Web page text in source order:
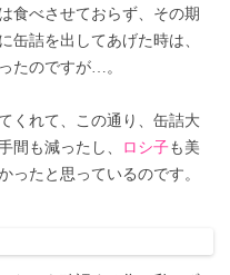
食べさせておらず、その期
缶詰を出してあげた時は、
たのですが…。
くれて、この通り、缶詰大
間も減ったし、 ロシ子も美
ったと思っているのです。